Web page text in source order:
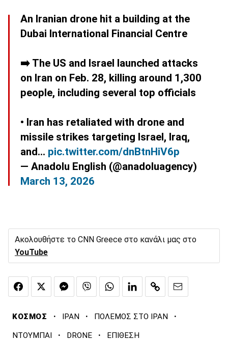
An Iranian drone hit a building at the
Dubai International Financial Centre
➡️ The US and Israel launched attacks
on Iran on Feb. 28, killing around 1,300
people, including several top officials
• Iran has retaliated with drone and
missile strikes targeting Israel, Iraq,
and… pic.twitter.com/dnBtnHiV6p
— Anadolu English (@anadoluagency)
March 13, 2026
Ακολουθήστε το CNN Greece στο κανάλι μας στο
YouTube
ΚΟΣΜΟΣ · ΙΡΑΝ · ΠΟΛΕΜΟΣ ΣΤΟ ΙΡΑΝ ·
ΝΤΟΥΜΠΑΙ · DRONE · ΕΠΙΘΕΣΗ